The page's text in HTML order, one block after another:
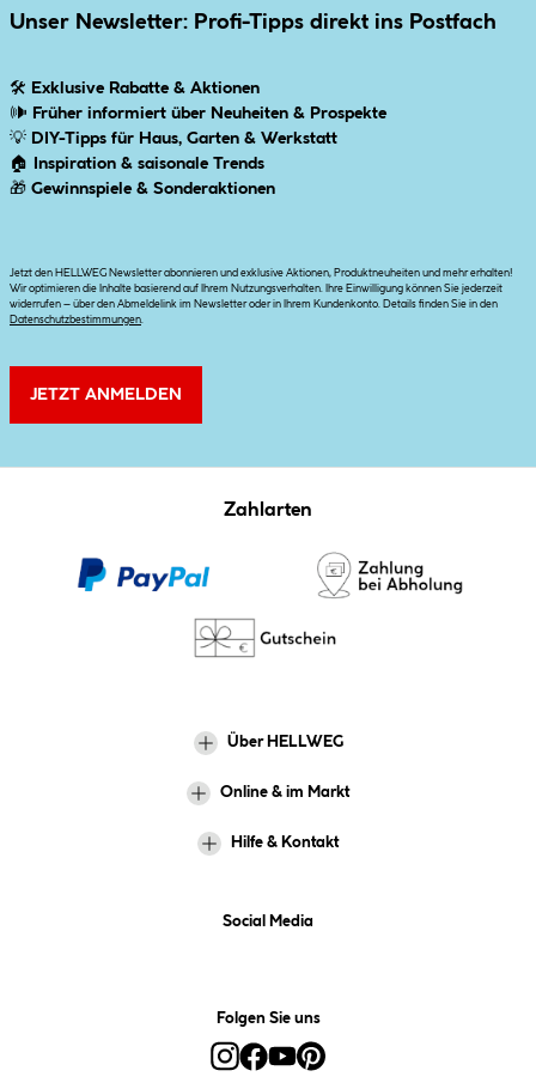
Unser Newsletter: Profi-Tipps direkt ins Postfach
🛠 Exklusive Rabatte & Aktionen
🕪 Früher informiert über Neuheiten & Prospekte
💡 DIY-Tipps für Haus, Garten & Werkstatt
🏠
Inspiration & saisonale Trends
🎁 Gewinnspiele & Sonderaktionen
Jetzt den HELLWEG Newsletter abonnieren und exklusive Aktionen, Produktneuheiten und mehr erhalten!
Wir optimieren die Inhalte basierend auf Ihrem Nutzungsverhalten. Ihre Einwilligung können Sie jederzeit
widerrufen – über den Abmeldelink im Newsletter oder in Ihrem Kundenkonto. Details finden Sie in den
Datenschutzbestimmungen.
JETZT ANMELDEN
Zahlarten
Über HELLWEG
Online & im Markt
Hilfe & Kontakt
Social Media
Folgen Sie uns